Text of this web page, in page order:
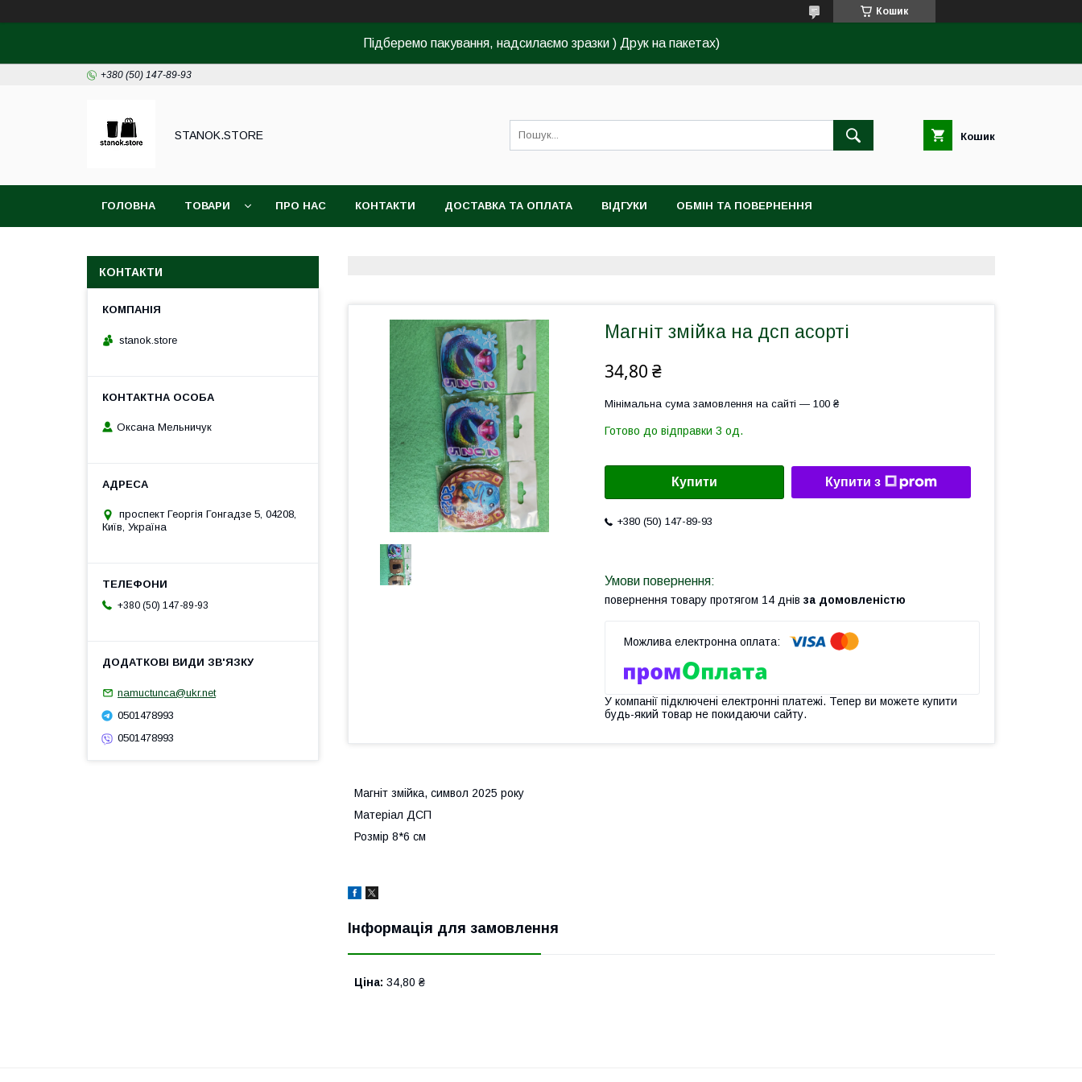
Кошик
Підберемо пакування, надсилаємо зразки ) Друк на пакетах)
+380 (50) 147-89-93
STANOK.STORE Кошик
ГОЛОВНА ТОВАРИ ПРО НАС КОНТАКТИ ДОСТАВКА ТА ОПЛАТА ВІДГУКИ ОБМІН ТА ПОВЕРНЕННЯ
Магніт змійка на дсп асорті
34,80 ₴
Мінімальна сума замовлення на сайті — 100 ₴
Готово до відправки 3 од.
Купити Купити з
+380 (50) 147-89-93
повернення товару протягом 14 днів за домовленістю
У компанії підключені електронні платежі. Тепер ви можете купити
будь-який товар не покидаючи сайту.
Магніт змійка, символ 2025 року
Матеріал ДСП
Розмір 8*6 см
Інформація для замовлення
Ціна: 34,80 ₴
КОНТАКТИ
stanok.store
Оксана Мельничук
проспект Георгія Гонгадзе 5, 04208,
Київ, Україна
+380 (50) 147-89-93
namuctunca@ukr.net
0501478993
0501478993